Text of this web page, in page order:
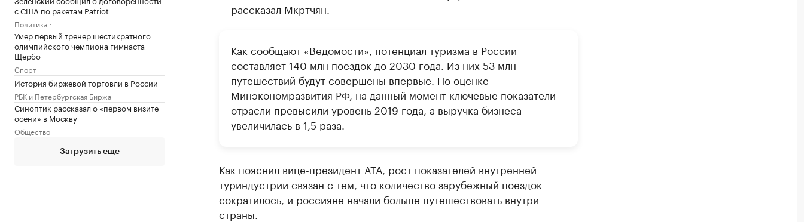
с США по ракетам Patriot
Политика
Умер первый тренер шестикратного
олимпийского чемпиона гимнаста
Щербо
Спорт
История биржевой торговли в России
РБК и Петербургская Биржа
Синоптик рассказал о «первом визите
осени» в Москву
Общество
Загрузить еще
— рассказал Мкртчян.
Как сообщают «Ведомости», потенциал туризма в России
составляет 140 млн поездок до 2030 года. Из них 53 млн
путешествий будут совершены впервые. По оценке
Минэкономразвития РФ, на данный момент ключевые показатели
отрасли превысили уровень 2019 года, а выручка бизнеса
увеличилась в 1,5 раза.
Как пояснил вице-президент АТА, рост показателей внутренней
туриндустрии связан с тем, что количество зарубежный поездок
сократилось, и россияне начали больше путешествовать внутри
страны.